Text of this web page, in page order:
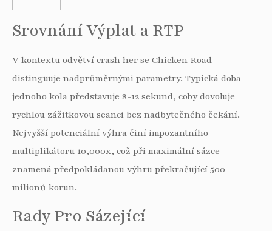
Srovnání Výplat a RTP
V kontextu odvětví crash her se Chicken Road
distinguuje nadprůměrnými parametry. Typická doba
jednoho kola představuje 8-12 sekund, coby dovoluje
rychlou zážitkovou seanci bez nadbytečného čekání.
Nejvyšší potenciální výhra činí impozantního
multiplikátoru 10,000x, což při maximální sázce
znamená předpokládanou výhru překračující 500
milionů korun.
Rady Pro Sázející